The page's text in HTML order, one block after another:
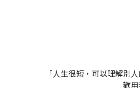
「人生很短，可以理解別
歡